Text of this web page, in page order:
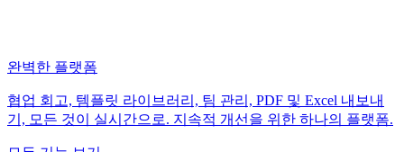
완벽한 플랫폼
협업 회고, 템플릿 라이브러리, 팀 관리, PDF 및 Excel 내보내
기, 모든 것이 실시간으로. 지속적 개선을 위한 하나의 플랫폼.